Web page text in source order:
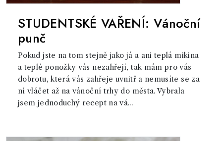
STUDENTSKÉ VAŘENÍ: Vánoční
punč
Pokud jste na tom stejně jako já a ani teplá mikina
a teplé ponožky vás nezahřejí, tak mám pro vás
dobrotu, která vás zahřeje uvnitř a nemusíte se za
ní vláčet až na vánoční trhy do města. Vybrala
jsem jednoduchý recept na vá...